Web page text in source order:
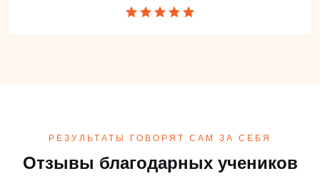
РЕЗУЛЬТАТЫ ГОВОРЯТ САМ ЗА СЕБЯ
Отзывы благодарных учеников